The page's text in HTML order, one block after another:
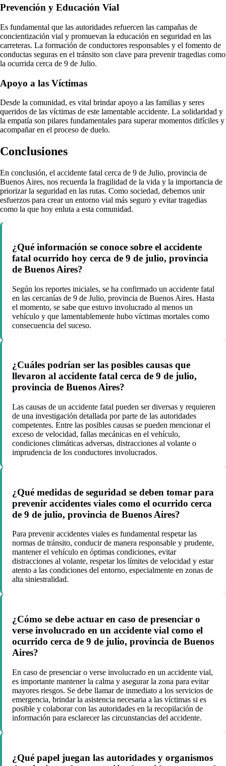
Prevención y Educación Vial
Es fundamental que las autoridades refuercen las campañas de
concientización vial y promuevan la educación en seguridad en las
carreteras. La formación de conductores responsables y el fomento de
conductas seguras en el tránsito son clave para prevenir tragedias como
la ocurrida cerca de 9 de Julio.
Apoyo a las Víctimas
Desde la comunidad, es vital brindar apoyo a las familias y seres
queridos de las víctimas de este lamentable accidente. La solidaridad y
la empatía son pilares fundamentales para superar momentos difíciles y
acompañar en el proceso de duelo.
Conclusiones
En conclusión, el accidente fatal cerca de 9 de Julio, provincia de
Buenos Aires, nos recuerda la fragilidad de la vida y la importancia de
priorizar la seguridad en las rutas. Como sociedad, debemos unir
esfuerzos para crear un entorno vial más seguro y evitar tragedias
como la que hoy enluta a esta comunidad.
¿Qué información se conoce sobre el accidente
fatal ocurrido hoy cerca de 9 de julio, provincia
de Buenos Aires?
Según los reportes iniciales, se ha confirmado un accidente fatal
en las cercanías de 9 de Julio, provincia de Buenos Aires. Hasta
el momento, se sabe que estuvo involucrado al menos un
vehículo y que lamentablemente hubo víctimas mortales como
consecuencia del suceso.
¿Cuáles podrían ser las posibles causas que
llevaron al accidente fatal cerca de 9 de julio,
provincia de Buenos Aires?
Las causas de un accidente fatal pueden ser diversas y requieren
de una investigación detallada por parte de las autoridades
competentes. Entre las posibles causas se pueden mencionar el
exceso de velocidad, fallas mecánicas en el vehículo,
condiciones climáticas adversas, distracciones al volante o
imprudencia de los conductores involucrados.
¿Qué medidas de seguridad se deben tomar para
prevenir accidentes viales como el ocurrido cerca
de 9 de julio, provincia de Buenos Aires?
Para prevenir accidentes viales es fundamental respetar las
normas de tránsito, conducir de manera responsable y prudente,
mantener el vehículo en óptimas condiciones, evitar
distracciones al volante, respetar los límites de velocidad y estar
atento a las condiciones del entorno, especialmente en zonas de
alta siniestralidad.
¿Cómo se debe actuar en caso de presenciar o
verse involucrado en un accidente vial como el
ocurrido cerca de 9 de julio, provincia de Buenos
Aires?
En caso de presenciar o verse involucrado en un accidente vial,
es importante mantener la calma y asegurar la zona para evitar
mayores riesgos. Se debe llamar de inmediato a los servicios de
emergencia, brindar la asistencia necesaria a las víctimas si es
posible y colaborar con las autoridades en la recopilación de
información para esclarecer las circunstancias del accidente.
¿Qué papel juegan las autoridades y organismos